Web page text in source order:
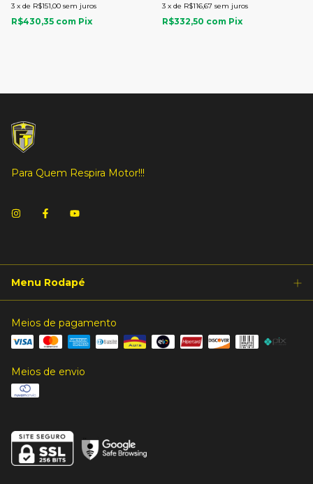
3 x de R$151,00 sem juros
R$430,35 com Pix
3 x de R$116,67 sem juros
R$332,50 com Pix
Para Quem Respira Motor!!!
Menu Rodapé
Meios de pagamento
Meios de envio